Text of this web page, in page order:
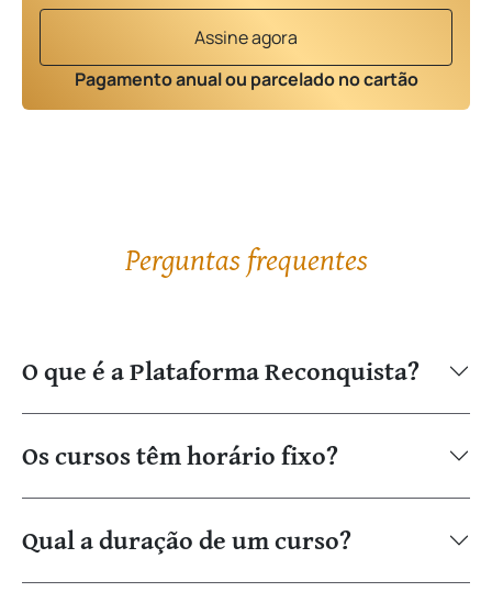
Assine agora
Pagamento anual ou parcelado no cartão
Perguntas frequentes
O que é a Plataforma Reconquista?
Os cursos têm horário fixo?
Qual a duração de um curso?